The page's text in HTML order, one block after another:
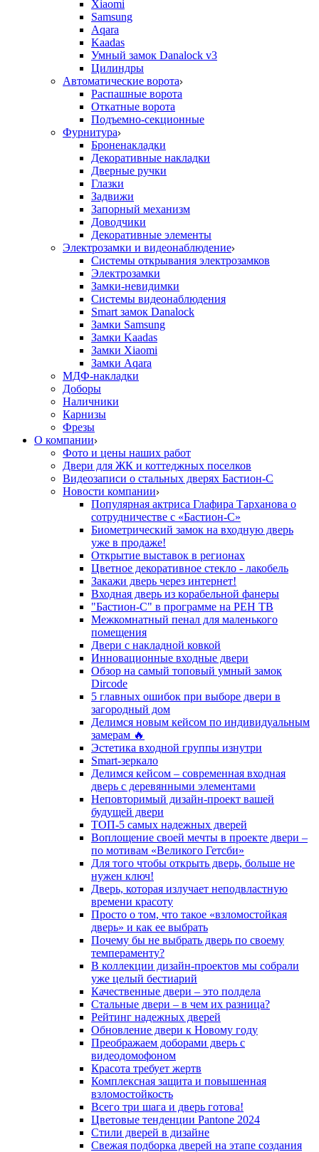
Xiaomi
Samsung
Aqara
Kaadas
Умный замок Danalock v3
Цилиндры
Автоматические ворота
Распашные ворота
Откатные ворота
Подъемно-секционные
Фурнитура
Броненакладки
Декоративные накладки
Дверные ручки
Глазки
Задвижи
Запорный механизм
Доводчики
Декоративные элементы
Электрозамки и видеонаблюдение
Системы открывания электрозамков
Электрозамки
Замки-невидимки
Системы видеонаблюдения
Smart замок Danalock
Замки Samsung
Замки Kaadas
Замки Xiaomi
Замки Aqara
МДФ-накладки
Доборы
Наличники
Карнизы
Фрезы
О компании
Фото и цены наших работ
Двери для ЖК и коттеджных поселков
Видеозаписи о стальных дверях Бастион-С
Новости компании
Популярная актриса Глафира Тарханова о
сотрудничестве с «Бастион-С»
Биометрический замок на входную дверь
уже в продаже!
Открытие выставок в регионах
Цветное декоративное стекло - лакобель
Закажи дверь через интернет!
Входная дверь из корабельной фанеры
"Бастион-С" в программе на РЕН ТВ
Межкомнатный пенал для маленького
помещения
Двери с накладной ковкой
Инновационные входные двери
Обзор на самый топовый умный замок
Dircode
5 главных ошибок при выборе двери в
загородный дом
Делимся новым кейсом по индивидуальным
замерам 🔥
Эстетика входной группы изнутри
Smart-зеркало
Делимся кейсом – современная входная
дверь с деревянными элементами
Неповторимый дизайн-проект вашей
будущей двери
ТОП-5 самых надежных дверей
Воплощение своей мечты в проекте двери –
по мотивам «Великого Гетсби»
Для того чтобы открыть дверь, больше не
нужен ключ!
Дверь, которая излучает неподвластную
времени красоту
Просто о том, что такое «взломостойкая
дверь» и как ее выбрать
Почему бы не выбрать дверь по своему
темпераменту?
В коллекции дизайн-проектов мы собрали
уже целый бестиарий
Качественные двери – это полдела
Стальные двери – в чем их разница?
Рейтинг надежных дверей
Обновление двери к Новому году
Преображаем доборами дверь с
видеодомофоном
Красота требует жертв
Комплексная защита и повышенная
взломостойкость
Всего три шага и дверь готова!
Цветовые тенденции Pantone 2024
Стили дверей в дизайне
Свежая подборка дверей на этапе создания